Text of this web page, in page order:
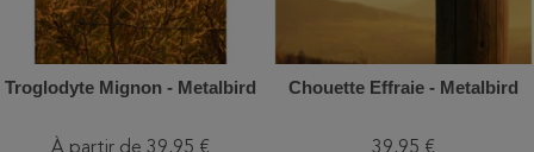
Troglodyte Mignon - Metalbird Chouette Effraie - Metalbird